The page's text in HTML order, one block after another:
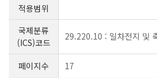
적용범위
국제분류
(ICS)코드
29.220.10 : 일차전지 및
페이지수 17